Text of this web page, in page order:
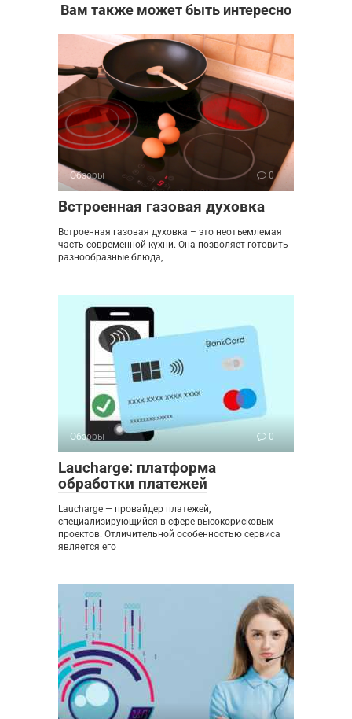
Вам также может быть интересно
Обзоры 0
Встроенная газовая духовка
Встроенная газовая духовка – это неотъемлемая
часть современной кухни. Она позволяет готовить
разнообразные блюда,
Обзоры 0
Laucharge: платформа
обработки платежей
Laucharge — провайдер платежей,
специализирующийся в сфере высокорисковых
проектов. Отличительной особенностью сервиса
является его